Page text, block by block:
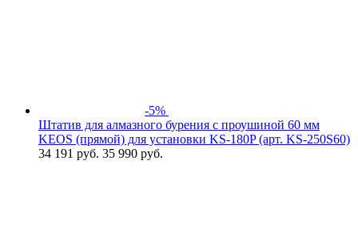
-5%
Штатив для алмазного бурения с проушиной 60 мм
KEOS (прямой) для установки KS-180P (арт. KS-250S60)
34 191 руб. 35 990 руб.